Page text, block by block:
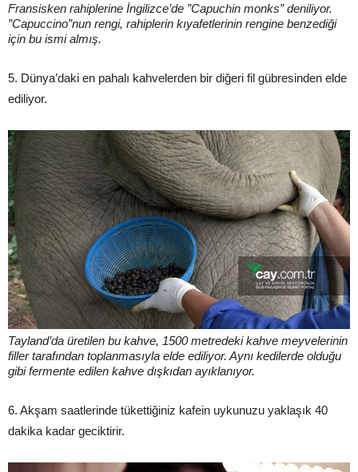
Fransisken rahiplerine İngilizce’de ”Capuchin monks” deniliyor.
”Capuccino”nun rengi, rahiplerin kıyafetlerinin rengine benzediği
için bu ismi almış.
5. Dünya’daki en pahalı kahvelerden bir diğeri fil gübresinden elde
ediliyor.
Tayland’da üretilen bu kahve, 1500 metredeki kahve meyvelerinin
filler tarafından toplanmasıyla elde ediliyor. Aynı kedilerde olduğu
gibi fermente edilen kahve dışkıdan ayıklanıyor.
6. Akşam saatlerinde tükettiğiniz kafein uykunuzu yaklaşık 40
dakika kadar geciktirir.